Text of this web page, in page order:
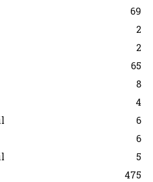
69
2
2
65
8
4
6
6
5
475